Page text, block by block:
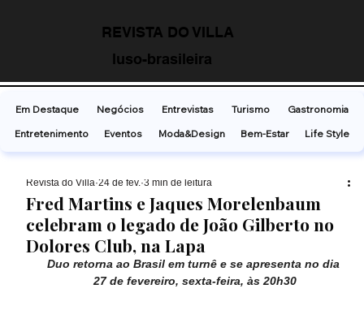
REVISTA DO VILLA
luso-brasileira
Fred Martins e Jaques Morelenbaum
celebram o legado de João Gilberto no
Dolores Club, na Lapa
Revista do Villa 24 de fev. 3 min de leitura
Duo retorna ao Brasil em turnê e se apresenta no dia
27 de fevereiro, sexta-feira, às 20h30
Em Destaque Negócios Entrevistas Turismo
Gastronomia
Entretenimento
Eventos Moda&Design Bem-Estar Life Style